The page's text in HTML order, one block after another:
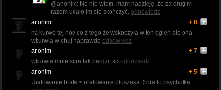
@anonim: No nie wiem, mam nadzieję, że za drugim
razem udało im się skończyć. odpowiedz
anonim
+ 8
na kurwe tej noe co z tego że wskoczyła w ten ogień ale ona
wkurwia w chuj naprawdę odpowiedz
anonim
+ 7
wkurwia mnie sora tak bardzo xd odpowiedz
anonim
+ 5
Uratowanie brata < uratowanie pluszaka. Sora to psycholka.